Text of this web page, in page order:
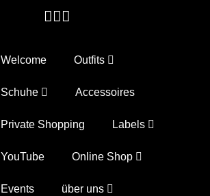
Welcome
Outfits
Schuhe Accessoires
Private Shopping Labels
YouTube Online Shop
Events über uns